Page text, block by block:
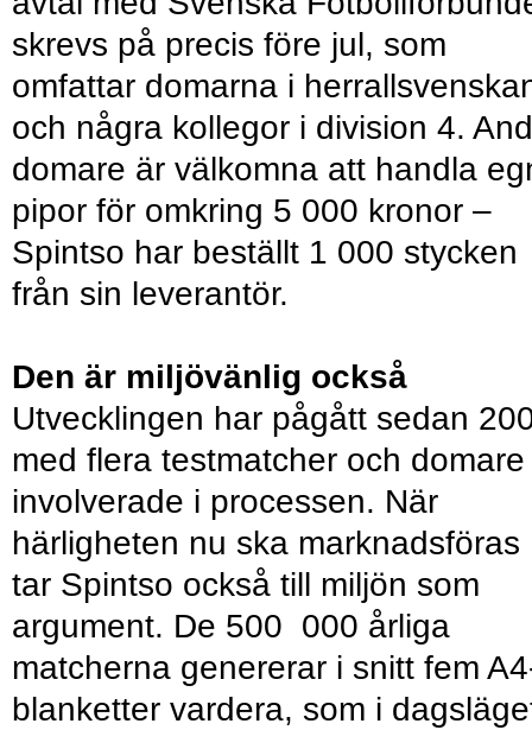
skrevs på precis före jul, som
omfattar domarna i
och några kollegor i division 4.
domare är välkomna att handla
pipor för omkring 5 000 kronor –
Spintso har beställt 1 000 stycken
från sin leverantör.
Den är miljövänlig också
Utvecklingen har pågått sedan
med flera testmatcher och domare
involverade i processen. När
härligheten nu ska marknadsföras
tar Spintso också till miljön som
argument. De 500 000 årliga
matcherna genererar i snitt fem
blanketter vardera, som i